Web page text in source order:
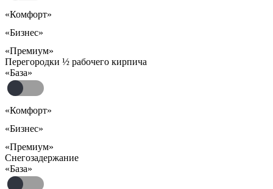
«Комфорт»
«Бизнес»
«Премиум»
Перегородки ½ рабочего кирпича
«База»
«Комфорт»
«Бизнес»
«Премиум»
Снегозадержание
«База»